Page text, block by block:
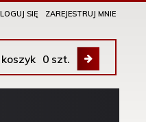
SIĘ ZAREJESTRUJ MNIE
0szt.